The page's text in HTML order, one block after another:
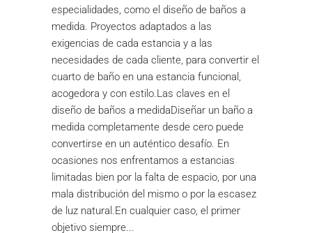
especialidades, como el diseño de baños a
medida. Proyectos adaptados a las
exigencias de cada estancia y a las
necesidades de cada cliente, para convertir el
cuarto de baño en una estancia funcional,
acogedora y con estilo.Las claves en el
diseño de baños a medidaDiseñar un baño a
medida completamente desde cero puede
convertirse en un auténtico desafío. En
ocasiones nos enfrentamos a estancias
limitadas bien por la falta de espacio, por una
mala distribución del mismo o por la escasez
de luz natural.En cualquier caso, el primer
objetivo siempre